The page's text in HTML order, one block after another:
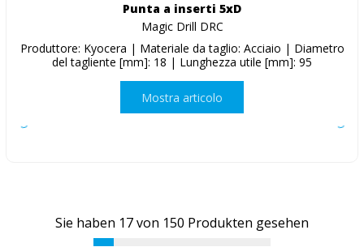
Punta a inserti 5xD
Magic Drill DRC
Produttore: Kyocera | Materiale da taglio: Acciaio | Diametro
del tagliente [mm]: 18 | Lunghezza utile [mm]: 95
Mostra articolo
Sie haben 17von 150 Produkten gesehen